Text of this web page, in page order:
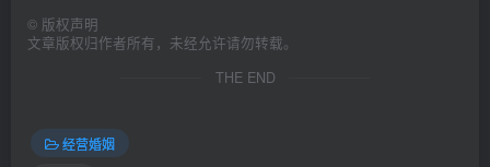
© 版权声明
文章版权归作者所有，未经允许请勿转载。
THE END
经营婚姻